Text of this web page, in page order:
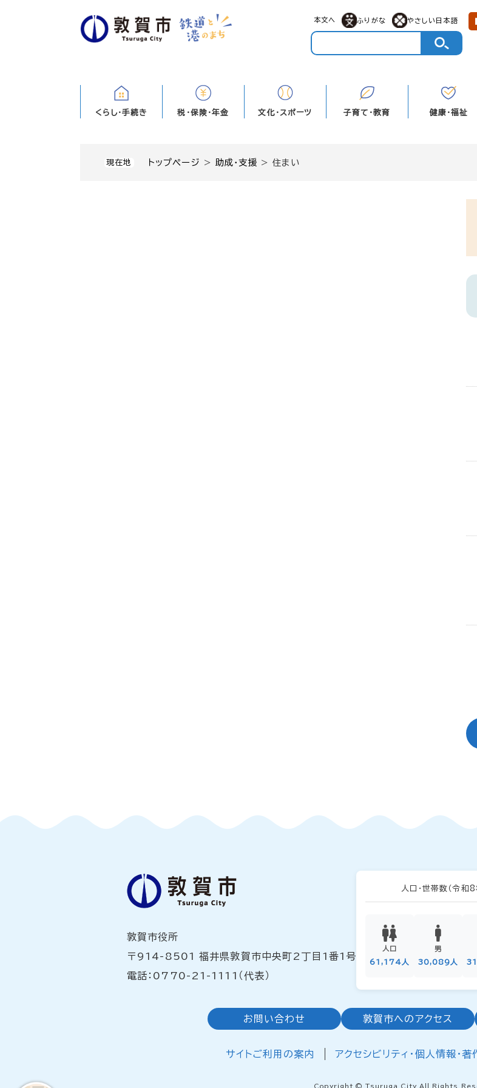
メニューを飛ばして本
本文へ ふりがな やさしい日本語
くらし・手続き 税・保険・年金 文化・スポーツ 子育て・教育 健康・福祉
現在地 トップページ >助成・支援 >住まい
敦賀市役所
〒914-8501 福井県敦賀市中央町2丁目1番1号
電話：0770-21-1111（代表）
人口・世帯数 （令和
人口
61,174人
男
30,089人
お問い合わせ 敦賀市へのアクセス
サイトご利用の案内 アクセシビリティ・個人情報・
Copyright © Tsuruga City All Rights